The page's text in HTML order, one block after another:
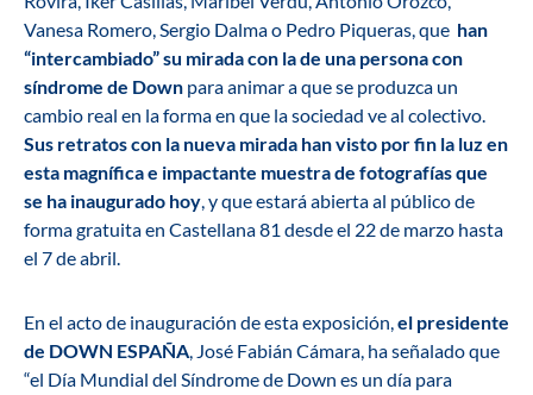
Vanesa Romero, Sergio Dalma o Pedro Piqueras, que han
“intercambiado” su mirada con la de una persona con
síndrome de Down para animar a que se produzca un
cambio real en la forma en que la sociedad ve al colectivo.
Sus retratos con la nueva mirada han visto por fin la luz en
esta magnífica e impactante muestra de fotografías que
se ha inaugurado hoy, y que estará abierta al público de
forma gratuita en Castellana 81 desde el 22 de marzo hasta
el 7 de abril.
En el acto de inauguración de esta exposición,el presidente
de DOWN ESPAÑA, José Fabián Cámara, ha señalado que
“el Día Mundial del Síndrome de Down es un día para